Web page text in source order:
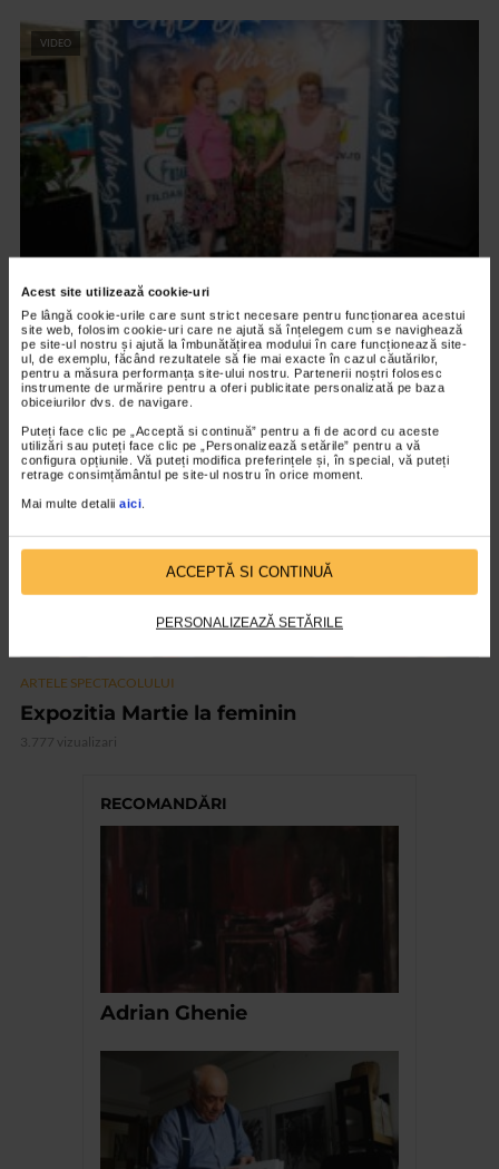
Acest site utilizează cookie-uri
Pe lângă cookie-urile care sunt strict necesare pentru funcționarea acestui
site web, folosim cookie-uri care ne ajută să înțelegem cum se navighează
pe site-ul nostru și ajută la îmbunătățirea modului în care funcționează site-
ul, de exemplu, făcând rezultatele să fie mai exacte în cazul căutărilor,
pentru a măsura performanța site-ului nostru. Partenerii noștri folosesc
instrumente de urmărire pentru a oferi publicitate personalizată pe baza
obiceiurilor dvs. de navigare.
Puteți face clic pe „Acceptă si continuă” pentru a fi de acord cu aceste
utilizări sau puteți face clic pe „Personalizează setările” pentru a vă
configura opțiunile. Vă puteți modifica preferințele și, în special, vă puteți
retrage consimțământul pe site-ul nostru în orice moment.
Mai multe detalii aici
ACCEPTĂ SI CONTINUĂ
PERSONALIZEAZĂ SETĂRILE
VIDEO
ARTELE SPECTACOLULUI
PREMIERA FILMULUI DARUL ARIPILOR
12.601 vizualizari
VIDEO
ARTELE SPECTACOLULUI
Expozitia Martie la feminin
3.777 vizualizari
RECOMANDĂRI
Adrian Ghenie